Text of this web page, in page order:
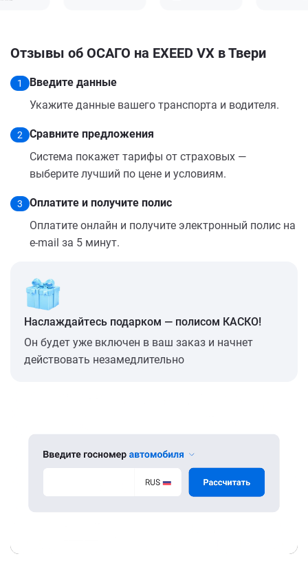
Отзывы об ОСАГО на EXEED VX в Твери
1
Введите данные
Укажите данные вашего транспорта и водителя.
2
Сравните предложения
Система покажет тарифы от страховых —
выберите лучший по цене и условиям.
3
Оплатите и получите полис
Оплатите онлайн и получите электронный полис на
e-mail за 5 минут.
Наслаждайтесь подарком — полисом КАСКО!
Он будет уже включен в ваш заказ и начнет
действовать незамедлительно